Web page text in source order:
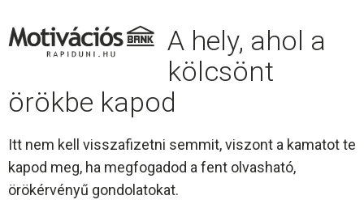
A hely, ahol a
kölcsönt
örökbe kapod
Itt nem kell visszafizetni semmit, viszont a kamatot te
kapod meg, ha megfogadod a fent olvasható,
örökérvényű gondolatokat.